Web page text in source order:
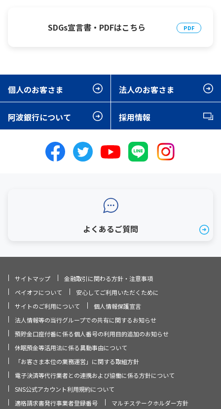
SDGs宣言書・PDFはこちら
個人のお客さま 法人のお客さま
阿波銀行について 採用情報
よくあるご質問
サイトマップ
金融取引に関わる方針・注意事項
ペイオフについて
安心してご利用いただくために
サイトのご利用について
個人情報保護宣言
法人情報等の当行グループでの共有に関するお知らせ
預貯金口座付番に係る個人番号の利用目的追加のお知らせ
休眠預金等活用法に係る異動事由について
「お客さま本位の業務運営」に関する取組方針
電子決済等代行業者との連携および協働に係る方針について
SNS公式アカウント利用規約について
適格請求書発行事業者登録番号
マルチステークホルダー方針